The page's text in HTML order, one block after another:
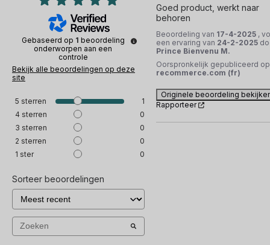
Gebaseerd op 1 beoordeling
onderworpen aan een
controle
Bekijk alle beoordelingen op deze
site
5 sterren
1
4 sterren
0
3 sterren
0
2 sterren
0
1 ster 0
Sorteer beoordelingen
Goed product, werkt naar
behoren
Beoordeling van 17-4-2025 ,
een ervaring van 24-2-2025
Prince Bienvenu M.
Oorspronkelijk gepubliceerd op
recommerce.com (fr)
Originele beoordeling
Rapporteer